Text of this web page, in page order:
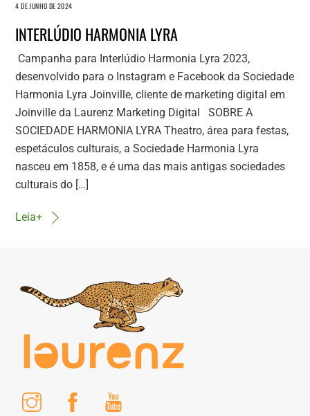
4 DE JUNHO DE 2024
INTERLÚDIO HARMONIA LYRA
Campanha para Interlúdio Harmonia Lyra 2023,
desenvolvido para o Instagram e Facebook da Sociedade
Harmonia Lyra Joinville, cliente de marketing digital em
Joinville da Laurenz Marketing Digital SOBRE A
SOCIEDADE HARMONIA LYRA Theatro, área para festas,
espetáculos culturais, a Sociedade Harmonia Lyra
nasceu em 1858, e é uma das mais antigas sociedades
culturais do […]
Leia+
Instagram Facebook